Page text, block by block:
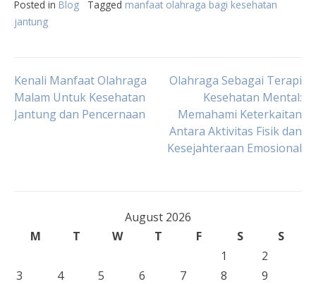
Posted in Blog Tagged manfaat olahraga bagi kesehatan
jantung
Post
navigation
Kenali Manfaat Olahraga
Malam Untuk Kesehatan
Jantung dan Pencernaan
Olahraga Sebagai Terapi
Kesehatan Mental:
Memahami Keterkaitan
Antara Aktivitas Fisik dan
Kesejahteraan Emosional
August 2026
M
T W T F S
S
1
2
3
4 5 6 7 8
9